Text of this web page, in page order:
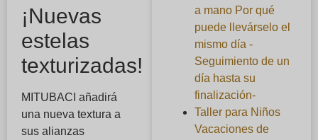
¡Nuevas
estelas
texturizadas!
MITUBACI añadirá
una nueva textura a
sus alianzas
a mano Por qué
puede llevárselo el
mismo día -
Seguimiento de un
día hasta su
finalización-
Taller para Niños
Vacaciones de